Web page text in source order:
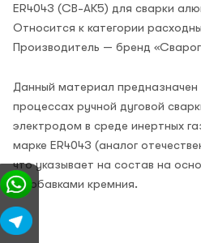
ER4043 (СВ-АК5) для сварки
Относится к категории
Производитель — бренд
Данный материал предназначен
процессах ручной дуговой
электродом в среде инертных
марке ER4043 (аналог
что указывает на состав на
с добавками кремния.